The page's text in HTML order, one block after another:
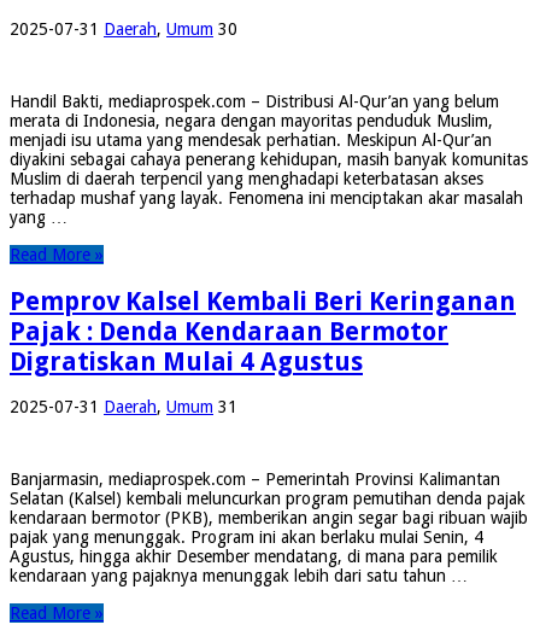
2025-07-31 Daerah, Umum 30
Handil Bakti, mediaprospek.com – Distribusi Al-Qur’an yang belum
merata di Indonesia, negara dengan mayoritas penduduk Muslim,
menjadi isu utama yang mendesak perhatian. Meskipun Al-Qur’an
diyakini sebagai cahaya penerang kehidupan, masih banyak komunitas
Muslim di daerah terpencil yang menghadapi keterbatasan akses
terhadap mushaf yang layak. Fenomena ini menciptakan akar masalah
yang …
Read More »
Pemprov Kalsel Kembali Beri Keringanan
Pajak : Denda Kendaraan Bermotor
Digratiskan Mulai 4 Agustus
2025-07-31 Daerah, Umum 31
Banjarmasin, mediaprospek.com – Pemerintah Provinsi Kalimantan
Selatan (Kalsel) kembali meluncurkan program pemutihan denda pajak
kendaraan bermotor (PKB), memberikan angin segar bagi ribuan wajib
pajak yang menunggak. Program ini akan berlaku mulai Senin, 4
Agustus, hingga akhir Desember mendatang, di mana para pemilik
kendaraan yang pajaknya menunggak lebih dari satu tahun …
Read More »